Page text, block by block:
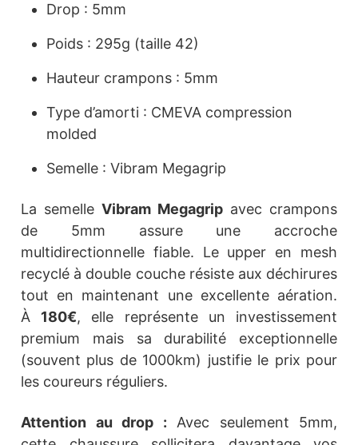
Drop : 5mm
Poids : 295g (taille 42)
Hauteur crampons : 5mm
Type d’amorti : CMEVA compression
molded
Semelle : Vibram Megagrip
La semelle Vibram Megagrip avec crampons
de 5mm assure une accroche
multidirectionnelle fiable. Le upper en mesh
recyclé à double couche résiste aux déchirures
tout en maintenant une excellente aération.
À 180€, elle représente un investissement
premium mais sa durabilité exceptionnelle
(souvent plus de 1000km) justifie le prix pour
les coureurs réguliers.
Attention au drop : Avec seulement 5mm,